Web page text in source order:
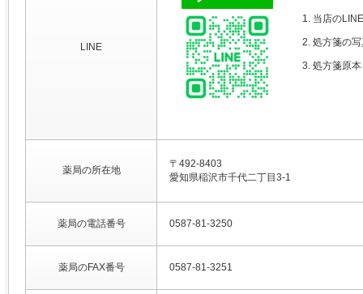
LINE
当店の
処方箋の
処方箋原
薬局の所在地
〒492-8403
愛知県稲沢市千代二丁目3-1
薬局の電話番号 0587-81-3250
薬局のFAX番号 0587-81-3251